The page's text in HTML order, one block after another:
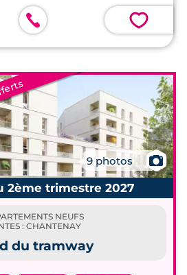
💗
9 photos
📷
2ème trimestre 2027
NEUFS
: CHANTENAY
du tramway